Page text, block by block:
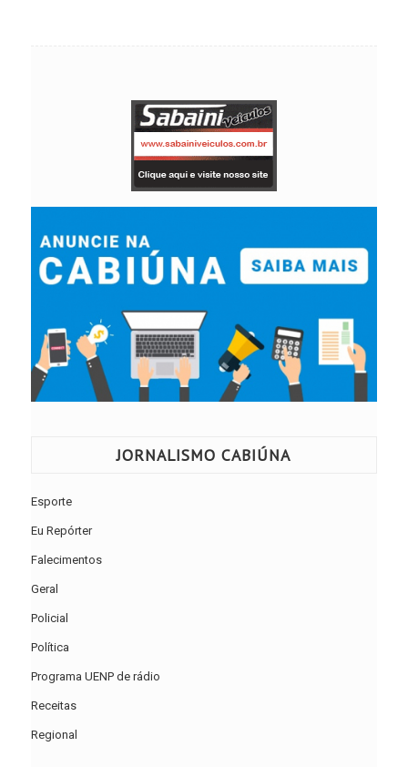
JORNALISMO CABIÚNA
Esporte
Eu Repórter
Falecimentos
Geral
Policial
Política
Programa UENP de rádio
Receitas
Regional